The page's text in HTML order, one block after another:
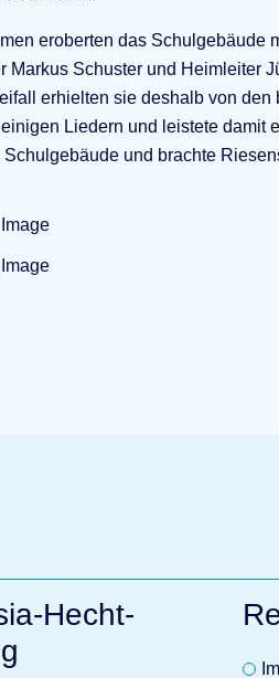
eroberten das Schulgebäude
Markus Schuster und Heimleiter
erhielten sie deshalb von
Liedern und leistete damit
Schulgebäude und brachte
Hecht-